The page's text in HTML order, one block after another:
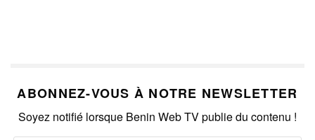
ABONNEZ-VOUS À NOTRE NEWSLETTER
Soyez notifié lorsque Benin Web TV publie du contenu !